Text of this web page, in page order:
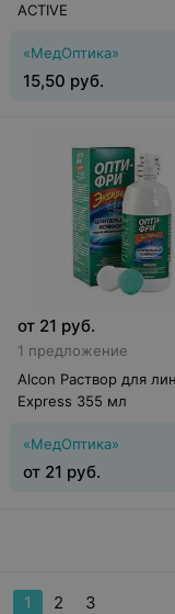
ACTIVE
«МедОптика»
15,50 руб.
от 21 руб.
1 предложение
Alcon Раствор для
Express 355 мл
«МедОптика»
от 21 руб.
1 2 3